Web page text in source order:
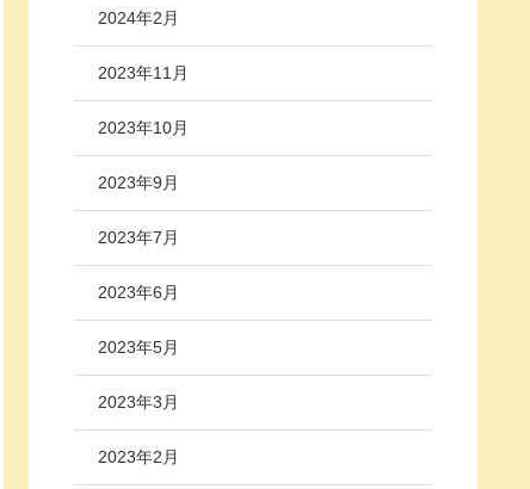
2024年2月
2023年11月
2023年10月
2023年9月
2023年7月
2023年6月
2023年5月
2023年3月
2023年2月